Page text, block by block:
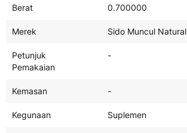
Berat 0.700000
Merek Sido Muncul Natural
Petunjuk
Pemakaian
-
Kemasan -
Kegunaan Suplemen